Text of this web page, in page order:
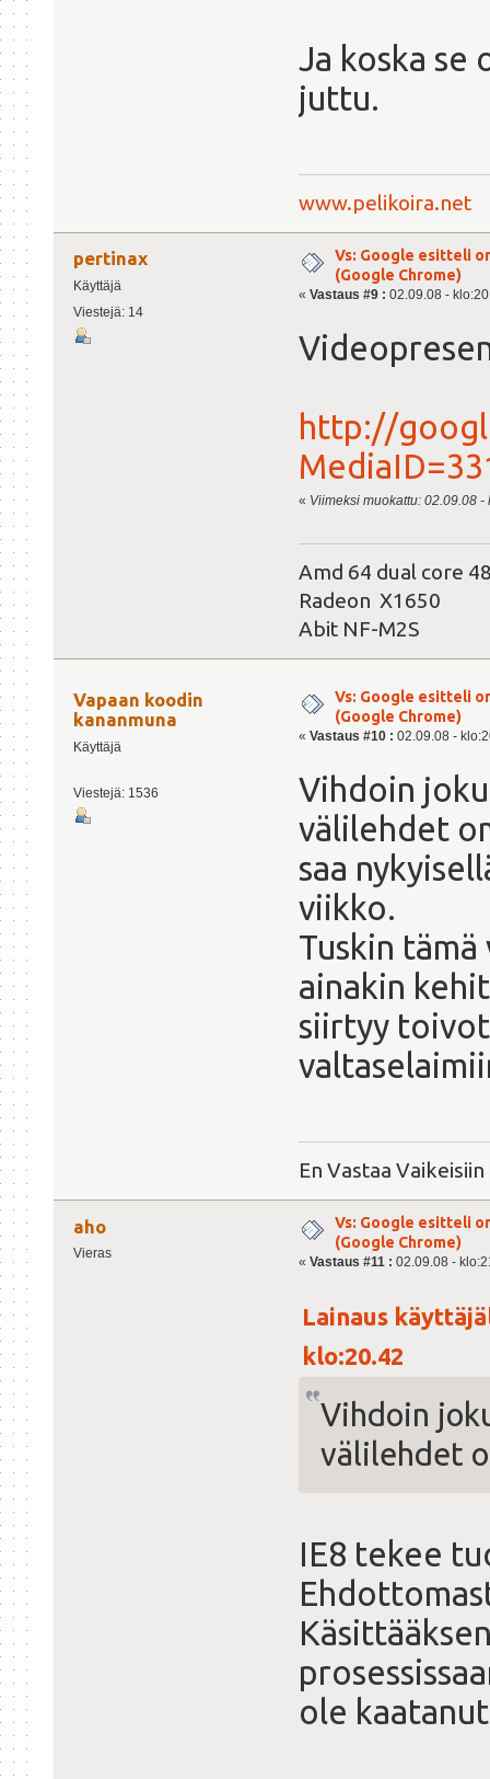
Ja koska se
juttu.
www.pelikoira.net
pertinax
Käyttäjä
Viestejä: 14
Vs: Google esitteli
(Google Chrome)
« Vastaus #9 : 02.09.08 -
http://
« Viimeksi muokattu: 02.09.08
Amd 64 dual core
Radeon X1650
Abit NF-M2S
Vapaan koodin
kananmuna
Käyttäjä
Viestejä: 1536
Vs: Google esitteli
(Google Chrome)
« Vastaus #10 : 02.09.08 -
Vihdoin
välilehdet
saa
viikko.
Tuskin
ainakin
siirtyy
En Vastaa
aho
Vieras
Vs: Google esitteli
(Google Chrome)
« Vastaus #11 : 02.09.08 -
Lainaus
klo:20.42
Vihdoin
välilehdet
IE8 tekee
ole